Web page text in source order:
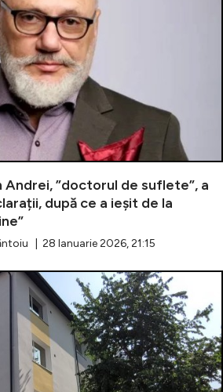
Andrei, ”doctorul de suflete”, a
după ce a ieșit de la
| 28 Ianuarie 2026, 21:15